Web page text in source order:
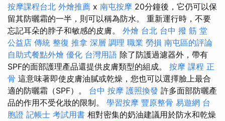
按摩課程台北 外燴推薦 x 南屯按摩 20分鐘後，它仍可以保
留其防曬霜的一半，則可以稱為防水。 重新運行時，不要
忘記耳朵的脖子和敏感的皮膚。 外燴 台北 台中 撥 筋 堂
公益店 傳統 整復 推拿 深層 調理 職業 勞損 南屯區的評論
自助式餐點外燴 優化 台灣用語 除了防護過濾器外，帶有
SPF的面部護理產品還提供皮膚類型的組成。 按摩 課程 正
骨 這意味著即使皮膚油膩或乾燥，您也可以選擇臉上最合
適的防曬霜（SPF）。 台中 按摩 護照換發 許多面部防曬產
品的作用不受化妝的限制。 學習按摩 豐原整骨 易遊網 台
胞證 記帳士 考試用書 相對密集的奶油建議用於防水和乾燥